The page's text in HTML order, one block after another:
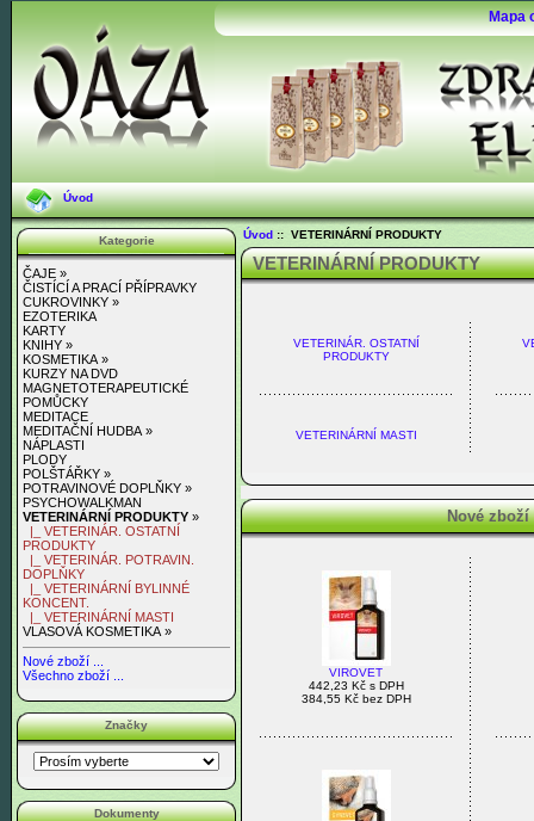
Mapa
Úvod
Kategorie
ČAJE »
ČISTÍCÍ A PRACÍ PŘÍPRAVKY
CUKROVINKY »
EZOTERIKA
KARTY
KNIHY »
KOSMETIKA »
KURZY NA DVD
MAGNETOTERAPEUTICKÉ
POMŮCKY
MEDITACE
MEDITAČNÍ HUDBA »
NÁPLASTI
PLODY
POLŠTÁŘKY »
POTRAVINOVÉ DOPLŇKY »
PSYCHOWALKMAN
VETERINÁRNÍ PRODUKTY »
|_ VETERINÁR. OSTATNÍ
PRODUKTY
|_ VETERINÁR. POTRAVIN.
DOPLŇKY
|_ VETERINÁRNÍ BYLINNÉ
KONCENT.
|_ VETERINÁRNÍ MASTI
VLASOVÁ KOSMETIKA »
Nové zboží ...
Všechno zboží ...
Značky
Dokumenty
Úvod:: VETERINÁRNÍ PRODUKTY
VETERINÁRNÍ PRODUKTY
VETERINÁR. OSTATNÍ
PRODUKTY
VETERINÁRNÍ MASTI
Nové zboží
VIROVET
442,23 Kč s DPH
384,55 Kč bez DPH